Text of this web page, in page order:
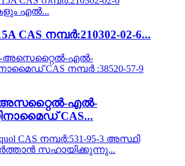
CAS നമ്പർ:210302-02-6...
എൽ-
CAS...